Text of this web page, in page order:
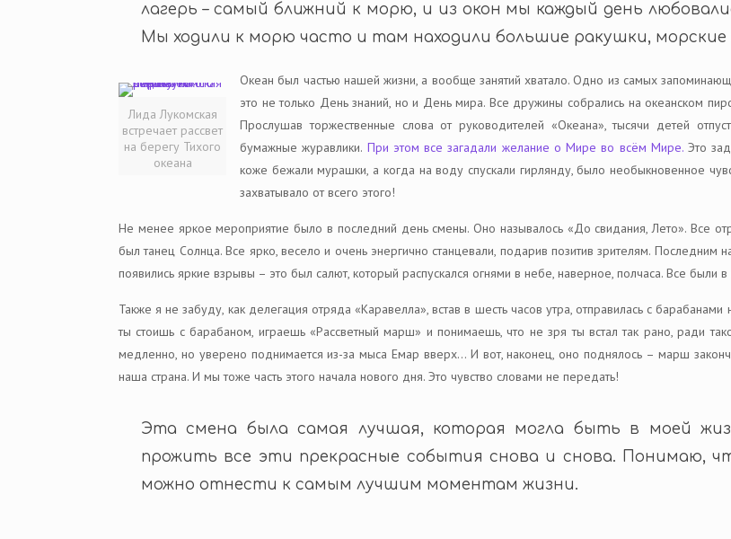
лагерь – самый ближний к морю, и из окон мы каждый день
Мы ходили к морю часто и там находили большие ракушки, морские
Лида Лукомская
встречает рассвет
на берегу Тихого
океана
Океан был частью нашей жизни, а вообще занятий хватало. Одно из самых
это не только День знаний, но и День мира. Все дружины собрались на океанском
Прослушав торжественные слова от руководителей «Океана», тысячи детей
бумажные журавлики. При этом все загадали желание о Мире во всём Мире.Это
коже бежали мурашки, а когда на воду спускали гирлянду, было необыкновенное
захватывало от всего этого!
Не менее яркое мероприятие было в последний день смены. Оно называлось «До свидания, Лето». Все
был танец Солнца. Все ярко, весело и очень энергично станцевали, подарив позитив зрителям.
появились яркие взрывы – это был салют, который распускался огнями в небе, наверное, полчаса. Все были в
Также я не забуду, как делегация отряда «Каравелла», встав в шесть часов утра, отправилась с
ты стоишь с барабаном, играешь «Рассветный марш» и понимаешь, что не зря ты встал так рано, ради
медленно, но уверено поднимается из-за мыса Емар вверх… И вот, наконец, оно поднялось – марш
наша страна. И мы тоже часть этого начала нового дня. Это чувство словами не передать!
Эта смена была самая лучшая, которая могла быть в моей
прожить все эти прекрасные события снова и снова. Понимаю,
можно отнести к самым лучшим моментам жизни.